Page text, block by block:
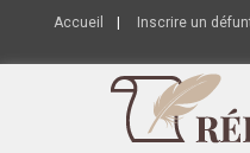
Accueil Inscrire un